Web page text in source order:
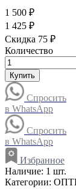
1 500 ₽
1 425 ₽
Скидка 75 ₽
Количество
Купить
Спросить
в WhatsApp
Спросить
в WhatsApp
Избранное
Наличие: 1 шт.
Категории: